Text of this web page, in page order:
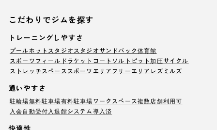
こだわりでジムを探す
トレーニングしやすさ
プールホットスタジオ スタジオサンドバック体育館
スポーツフィールド ラケットコート ソルトピット加圧サイクル
ストレッチスペース スポーツエリア フリーエリア レズミルズ
通いやすさ
駐輪場無料駐車場有料駐車場ワークスペース複数店舗利用可
入会自動受付 入退館システム導入済
快適性